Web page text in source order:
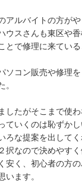
アルバイトの方が
ウスさんも東区や
とで修理に来ている
ソコン販売や修理
。
したがそこまで使
ていくのは恥ずか
ろな提案を出して
択なので決めやす
安く、初心者の方
います。